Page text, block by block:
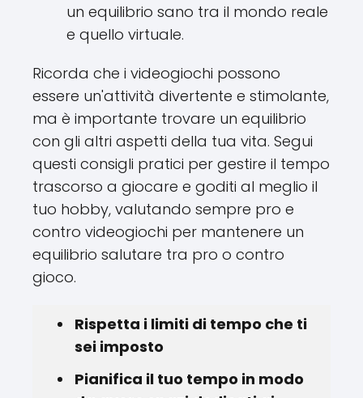
un equilibrio sano tra il mondo reale
e quello virtuale.
Ricorda che i videogiochi possono
essere un'attività divertente e stimolante,
ma è importante trovare un equilibrio
con gli altri aspetti della tua vita. Segui
questi consigli pratici per gestire il tempo
trascorso a giocare e goditi al meglio il
tuo hobby, valutando sempre pro e
contro videogiochi per mantenere un
equilibrio salutare tra pro o contro
gioco.
Rispetta i limiti di tempo che ti
sei imposto
Pianifica il tuo tempo in modo